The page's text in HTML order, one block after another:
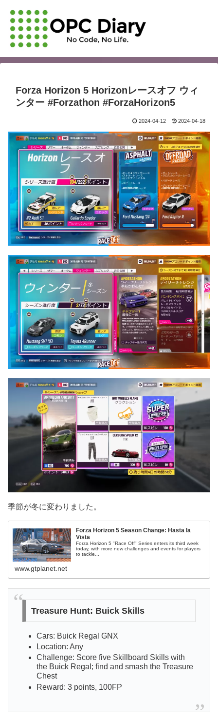
Forza Horizon 5 Horizonレースオフ ウィ
ンター #Forzathon #ForzaHorizon5
2024-04-12 2024-04-18
季節が冬に変わりました。
Forza Horizon 5 Season Change: Hasta la
Vista
Forza Horizon 5 "Race Off" Series enters its third week
today, with more new challenges and events for players
to tackle...
www.gtplanet.net
Treasure Hunt: Buick Skills
Cars: Buick Regal GNX
Location: Any
Challenge: Score five Skillboard Skills with
the Buick Regal; find and smash the Treasure
Chest
Reward: 3 points, 100FP